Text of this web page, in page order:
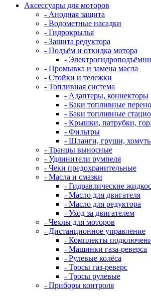
Аксессуары для моторов
- Анодная защита
- Водометные насадки
- Гидрокрылья
- Защита редуктора
- Подъём и откидка мотора
-
- Промывка и замена масла
- Стойки и тележки
- Топливная система
- Адаптеры, коннекторы
- Баки топливные
- Баки топливные
- Крышки, патрубки,
- Фильтры
- Шланги, груши,
- Транцы выносные
- Удлинители румпеля
- Чеки предохранительные
- Масла и смазки
- Гидравлические
- Масло для двигателя
- Масло для редуктора
- Уход за двигателем
- Чехлы для моторов
- Дистанционное управление
- Комплекты
- Машинки газа-реверса
- Рулевые колёса
- Тросы газ-реверс
- Тросы рулевые
- Приборы контроля